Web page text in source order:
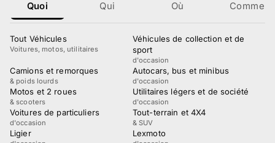
Quoi Qui Où Comment
Tout Véhicules
Voitures, motos, utilitaires
Véhicules de collection et de
sport
d'occasion
Camions et remorques
& poids lourds
Autocars, bus et minibus
d'occasion
Motos et 2 roues
& scooters
Utilitaires légers et de société
d'occasion
Voitures de particuliers
d'occasion
Tout-terrain et 4X4
& SUV
Ligier Lexmoto